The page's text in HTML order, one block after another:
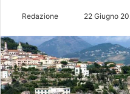
Redazione
v
i
a
u
22 Giugno